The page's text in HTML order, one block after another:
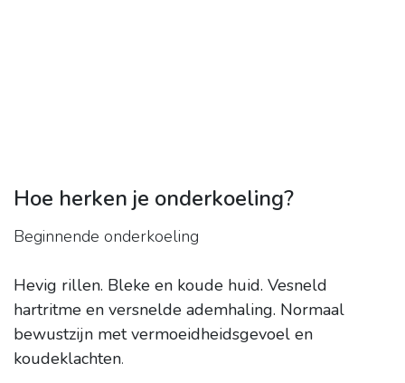
Hoe herken je onderkoeling?
Beginnende onderkoeling
Hevig rillen. Bleke en koude huid. Vesneld
hartritme en versnelde ademhaling. Normaal
bewustzijn met vermoeidheidsgevoel en
koudeklachten.